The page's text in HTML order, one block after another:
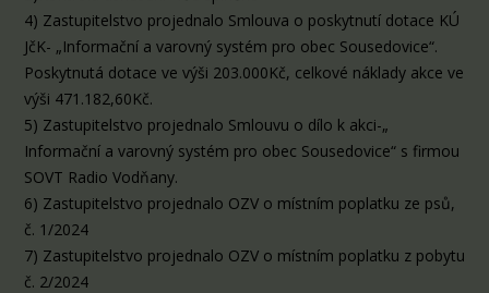
4) Zastupitelstvo projednalo Smlouva o poskytnutí dotace KÚ
JčK- „Informační a varovný systém pro obec Sousedovice“.
Poskytnutá dotace ve výši 203.000Kč, celkové náklady akce ve
výši 471.182,60Kč.
5) Zastupitelstvo projednalo Smlouvu o dílo k akci-„
Informační a varovný systém pro obec Sousedovice“ s firmou
SOVT Radio Vodňany.
6) Zastupitelstvo projednalo OZV o místním poplatku ze psů,
č. 1/2024
7) Zastupitelstvo projednalo OZV o místním poplatku z pobytu
č. 2/2024